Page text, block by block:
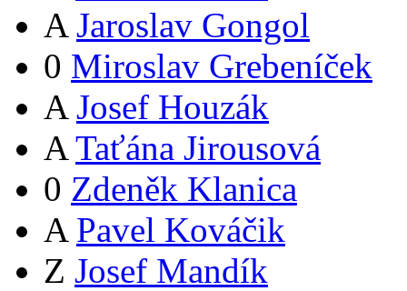
A Jaroslav Gongol
0 Miroslav Grebeníček
A Josef Houzák
A Taťána Jirousová
0 Zdeněk Klanica
A Pavel Kováčik
Z Josef Mandík